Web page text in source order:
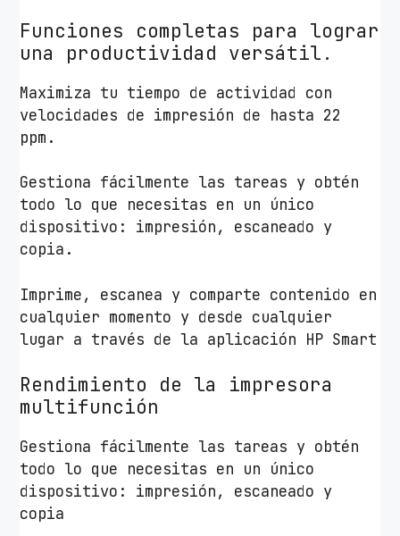
a
d
Funciones completas para lograr
una productividad versátil.
Maximiza tu tiempo de actividad con
velocidades de impresión de hasta 22
ppm.
Gestiona fácilmente las tareas y obtén
todo lo que necesitas en un único
dispositivo: impresión, escaneado y
copia.
Imprime, escanea y comparte contenido en
cualquier momento y desde cualquier
lugar a través de la aplicación HP Smart
Rendimiento de la impresora
multifunción
Gestiona fácilmente las tareas y obtén
todo lo que necesitas en un único
dispositivo: impresión, escaneado y
copia